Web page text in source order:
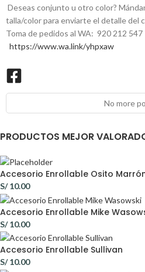
Deseas conjunto u otro color?
talla/color para enviarte el detalle del
Toma de pedidos al WA: 920 212
https://www.wa.link/yhpxaw
No more
PRODUCTOS MEJOR
Accesorio Enrollable Osito
S/10.00
Accesorio Enrollable Mike
S/10.00
Accesorio Enrollable Sullivan
S/10.00